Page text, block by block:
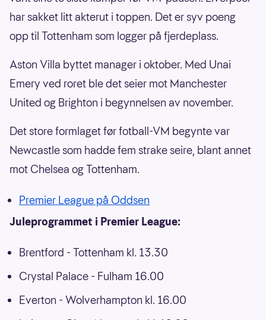
har sakket litt akterut i toppen. Det er syv poeng
opp til Tottenham som logger på fjerdeplass.
Aston Villa byttet manager i oktober. Med Unai
Emery ved roret ble det seier mot Manchester
United og Brighton i begynnelsen av november.
Det store formlaget før fotball-VM begynte var
Newcastle som hadde fem strake seire, blant annet
mot Chelsea og Tottenham.
Premier League på Oddsen
Juleprogrammet i Premier League:
Brentford - Tottenham kl. 13.30
Crystal Palace - Fulham 16.00
Everton - Wolverhampton kl. 16.00